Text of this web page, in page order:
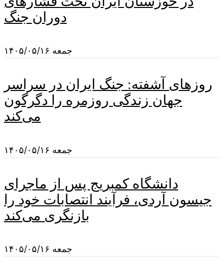
دوران جنگ
جمعه ۱۴۰۵/۰۵/۱۶
روزهای آشفته: جنگ ایران در سراسر
جهان زندگی روزمره را دگرگون
می‌کند
جمعه ۱۴۰۵/۰۵/۱۶
دانشگاه کمبریج پس از ماجرای
جیسون آردی، فرآیند انتصابات خود را
بازنگری می‌کند
جمعه ۱۴۰۵/۰۵/۱۶